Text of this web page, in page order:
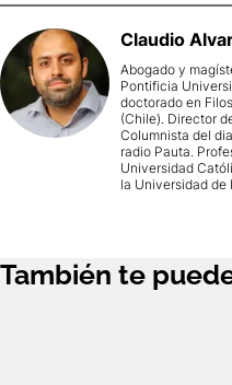
Claudio
Abogado y
Pontificia
doctorado en
(Chile). Director
Columnista del
radio Pauta.
Universidad
la Universidad de
También te